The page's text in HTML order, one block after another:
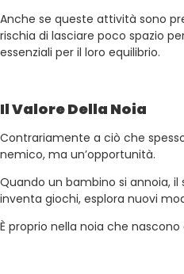
Anche se queste attività sono
rischia di lasciare poco spazio
essenziali per il loro equilibrio.
Il Valore Della Noia
Contrariamente a ciò che
nemico, ma un’opportunità.
Quando un bambino si annoia, il
inventa giochi, esplora nuovi
È proprio nella noia che